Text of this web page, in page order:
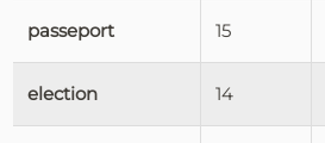
passeport 15
election 14